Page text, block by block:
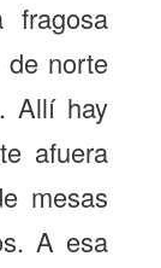
norte
Allí hay
afuera
mesas
A esa